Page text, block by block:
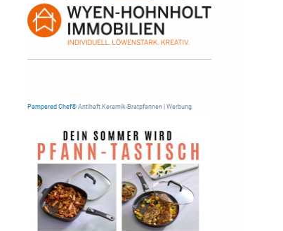
Pampered Chef®Antihaft Keramik-Bratpfannen | Werbung